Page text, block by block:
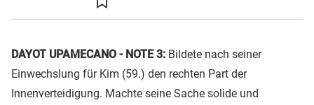
DAYOT UPAMECANO - NOTE 3: Bildete nach seiner
Einwechslung für Kim (59.) den rechten Part der
Innenverteidigung. Machte seine Sache solide und